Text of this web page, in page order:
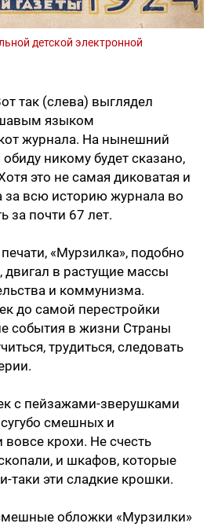
детской электронной
так (слева) выглядел
языком
журнала. На нынешний
никому будет сказано,
это не самая диковатая и
за всю историю журнала во
за почти 67 лет.
«Мурзилка», подобно
двигал в растущие массы
и коммунизма.
до самой перестройки
события в жизни Страны
трудиться, следовать
с пейзажами-зверушками
смешных и
крохи. Не счесть
и шкафов, которые
таки эти сладкие крошки.
обложки «Мурзилки»